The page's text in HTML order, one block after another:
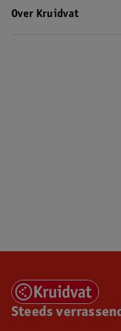
Over Kruidvat
Steeds